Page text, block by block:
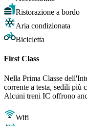
Ristorazione a bordo
Aria condizionata
Bicicletta
First Class
Nella Prima Classe
corrente a testa, sedili più
Alcuni treni IC offrono
Wifi